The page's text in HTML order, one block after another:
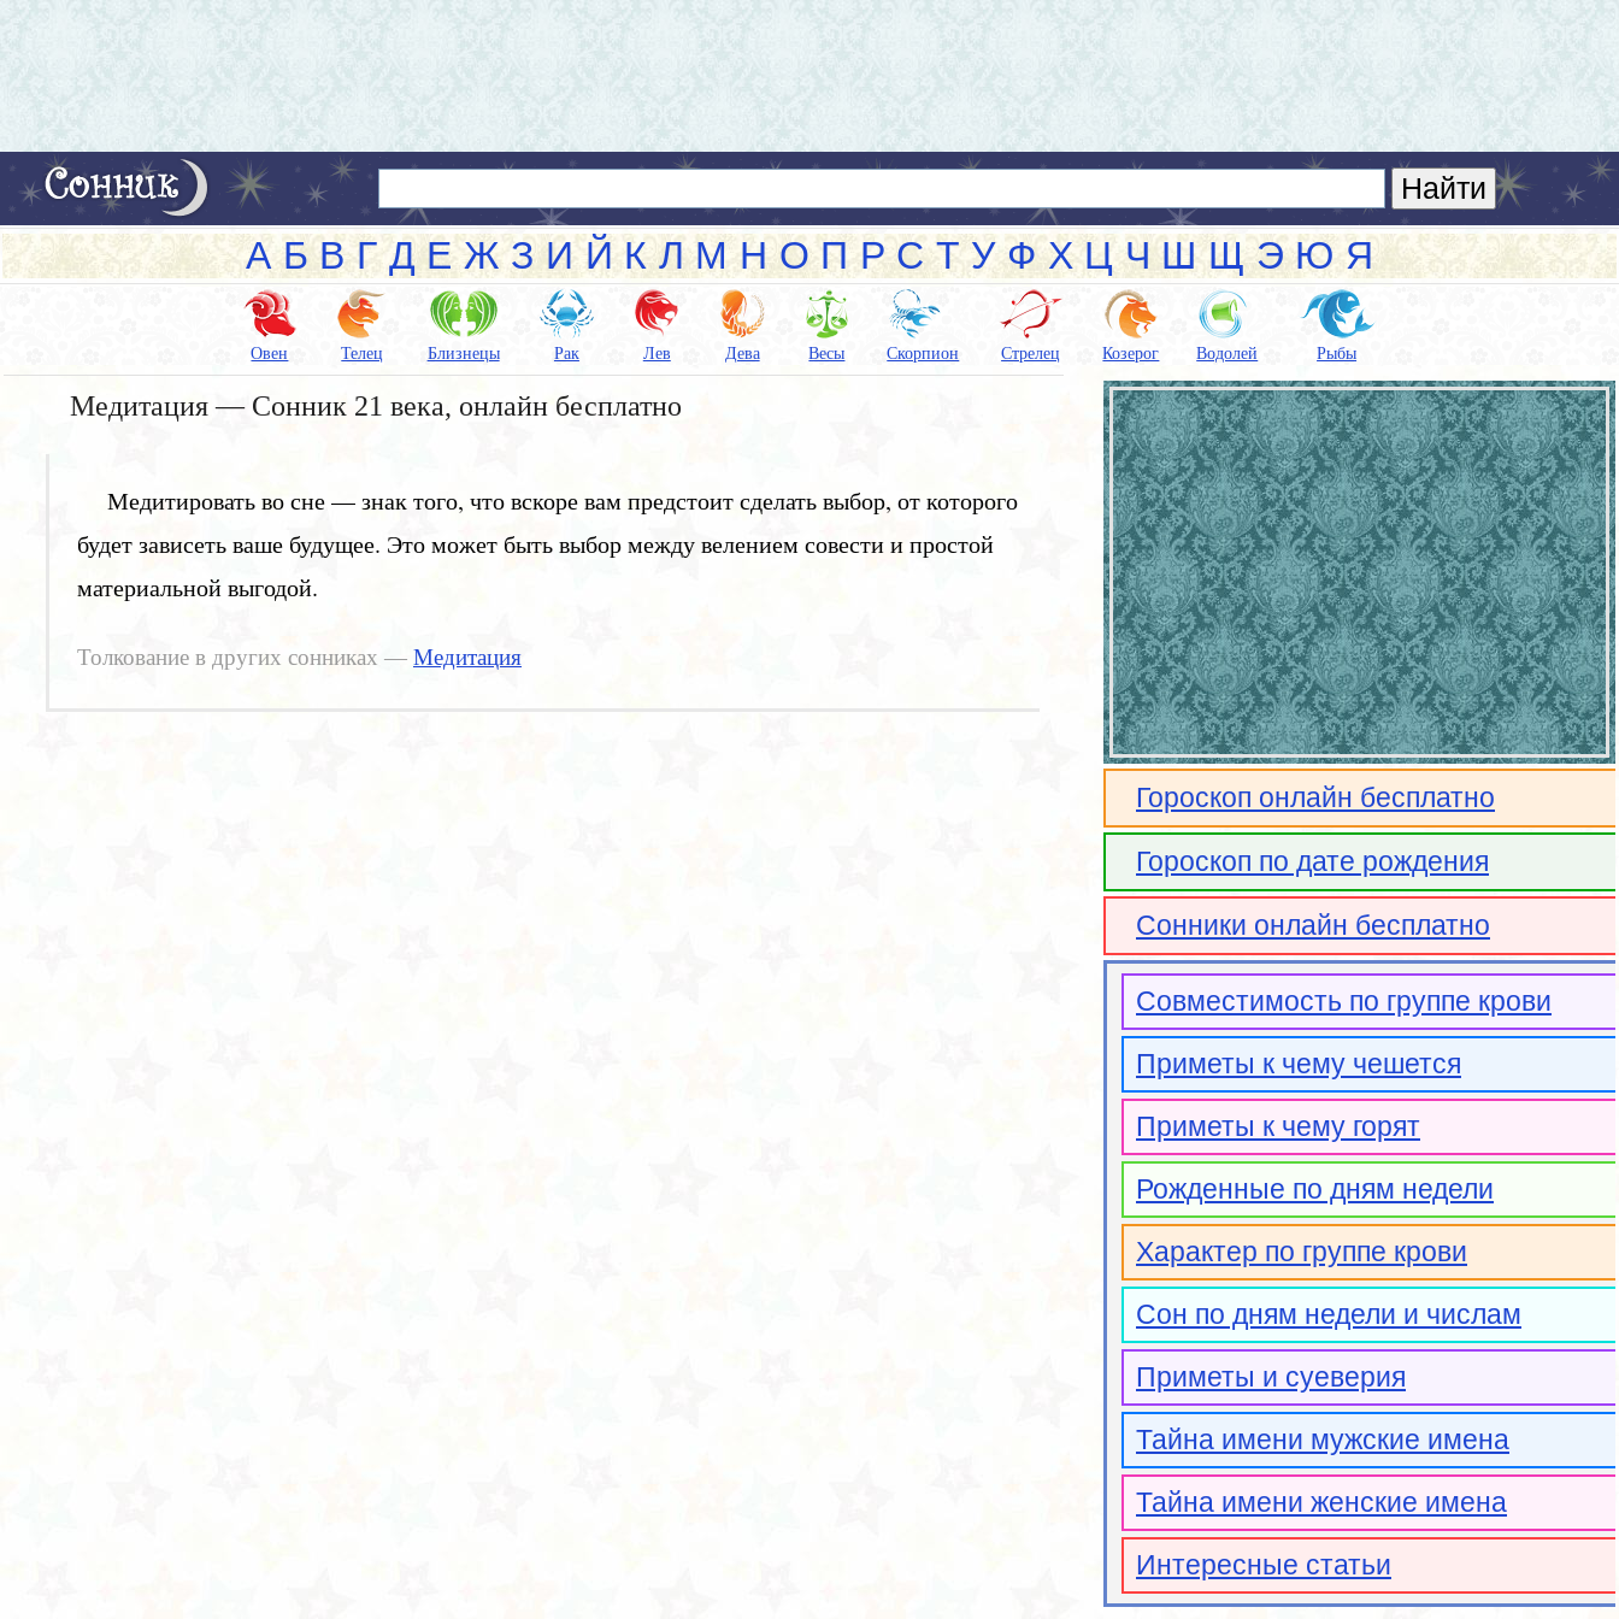
А Б В Г Д Е Ж З И Й К Л М Н О П Р С Т У Ф Х Ц Ч Ш Щ Э Ю Я
Овен Телец Близнецы Рак Лев Дева Весы Скорпион Стрелец Козерог Водолей Рыбы
Медитация — Сонник 21 века, онлайн бесплатно
Медитировать во сне — знак того, что вскоре вам предстоит сделать выбор, от которого
будет зависеть ваше будущее. Это может быть выбор между велением совести и простой
материальной выгодой.
Толкование в других сонниках — Медитация
Гороскоп онлайн бесплатно
Гороскоп по дате рождения
Сонники онлайн бесплатно
Совместимость по группе крови
Приметы к чему чешется
Приметы к чему горят
Рожденные по дням недели
Характер по группе крови
Сон по дням недели и числам
Приметы и суеверия
Тайна имени мужские имена
Тайна имени женские имена
Интересные статьи